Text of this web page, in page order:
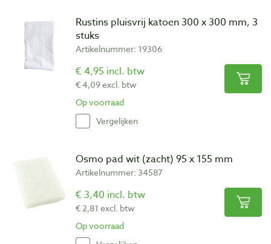
Rustins pluisvrij katoen 300 x 300 mm, 3
stuks
Artikelnummer: 19306
€ 4,95 incl. btw
€ 4,09 excl. btw
Op voorraad
Vergelijken
Osmo pad wit (zacht) 95 x 155 mm
Artikelnummer: 34587
€ 3,40 incl. btw
€ 2,81 excl. btw
Op voorraad